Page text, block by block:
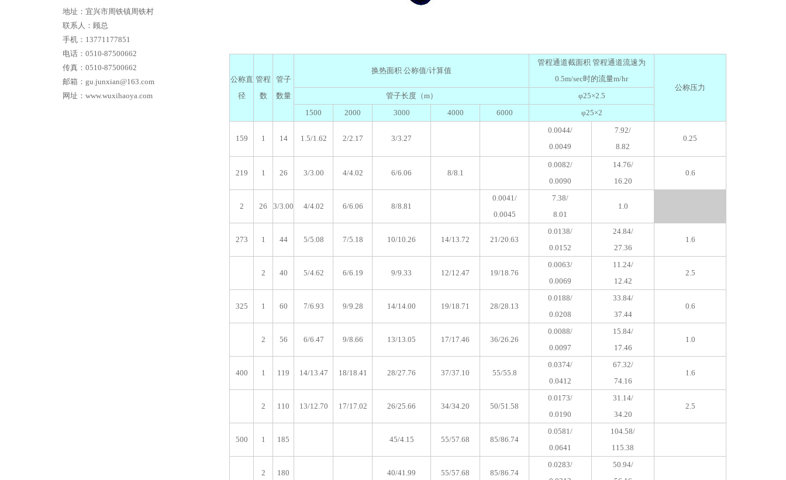
地址：宜兴市周铁镇周铁村
联系人：顾总
手机：13771177851
电话：0510-87500662
传真：0510-87500662
邮箱：gu.junxian@163.com
网址：www.wuxihaoya.com
公称直
径
管程
数
管子
数量
换热面积 公称值/计算值
管程通道截面积 管程通道流速为
0.5m/sec时的流量m/hr
公称压力
管子长度（m）
φ25×2.5
1500
2000 3000 4000 6000 φ25×2
159 1 14 1.5/1.62 2/2.17 3/3.27
0.0044/
0.0049
7.92/
8.82
0.25
219 1 26 3/3.00 4/4.02 6/6.06 8/8.1
0.0082/
0.0090
14.76/
16.20
0.6
2 26 3/3.00 4/4.02 6/6.06 8/8.81
0.0041/
0.0045
7.38/
8.01
1.0
273 1 44 5/5.08 7/5.18 10/10.26 14/13.72 21/20.63
0.0138/
0.0152
24.84/
27.36
1.6
2 40 5/4.62 6/6.19 9/9.33 12/12.47 19/18.76
0.0063/
0.0069
11.24/
12.42
2.5
325 1 60 7/6.93 9/9.28 14/14.00 19/18.71 28/28.13
0.0188/
0.0208
33.84/
37.44
0.6
2 56 6/6.47 9/8.66 13/13.05 17/17.46 36/26.26
0.0088/
0.0097
15.84/
17.46
1.0
400 1 119 14/13.47 18/18.41 28/27.76 37/37.10 55/55.8
0.0374/
0.0412
67.32/
74.16
1.6
2 110 13/12.70 17/17.02 26/25.66 34/34.20 50/51.58
0.0173/
0.0190
31.14/
34.20
2.5
500 1 185 45/4.15 55/57.68 85/86.74
0.0581/
0.0641
104.58/
115.38
2 180 40/41.99 55/57.68 85/86.74
0.0283/
50.94/